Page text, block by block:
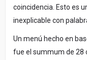
coincidencia. Esto es
inexplicable con
Un menú hecho en
fue el summum de 28